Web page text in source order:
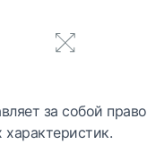
за собой право